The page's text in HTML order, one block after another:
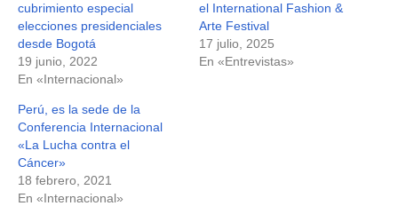
cubrimiento especial
elecciones presidenciales
desde Bogotá
19 junio, 2022
En «Internacional»
el International Fashion &
Arte Festival
17 julio, 2025
En «Entrevistas»
Perú, es la sede de la
Conferencia Internacional
«La Lucha contra el
Cáncer»
18 febrero, 2021
En «Internacional»